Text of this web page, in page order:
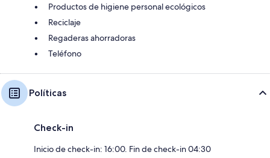
Productos de higiene personal ecológicos
Reciclaje
Regaderas ahorradoras
Teléfono
Políticas
Check-in
Inicio de check-in: 16:00. Fin de check-in 04:30